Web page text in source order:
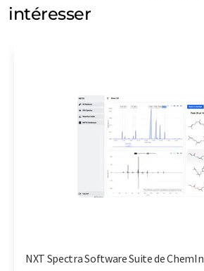
intéresser
NXT Spectra Software Suite de